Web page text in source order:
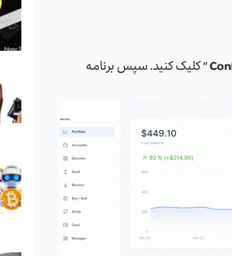
” کلیک کنید. سپس برنامه